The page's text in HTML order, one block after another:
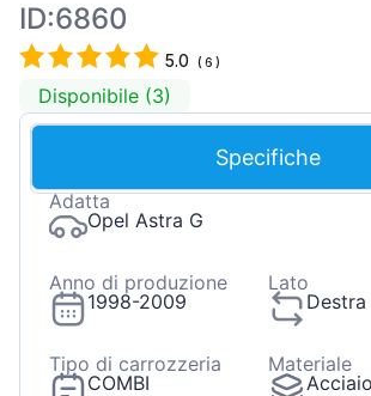
ID:6860
5.0 (6 )
Disponibile (3)
Specifiche
Adatta
Opel Astra G
Anno di produzione
1998-2009
Lato
Destra
Tipo di carrozzeria
COMBI
Materiale